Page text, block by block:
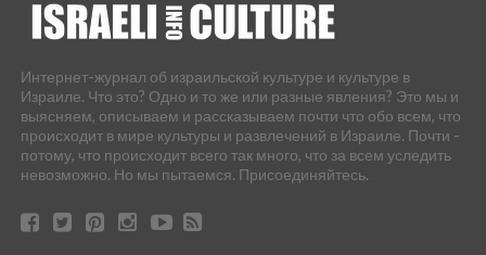
Интернет-журнал об израильской культуре и культуре в
Израиле. Что это? Одно и то же или разные явления? Это мы и
выясняем, описываем и рассказываем почти что обо всем, что
происходит в мире культуры и развлечений в Израиле. Почти -
потому, что происходит всего так много, что за всем уследить
невозможно. Но мы пытаемся. Присоединяйтесь.